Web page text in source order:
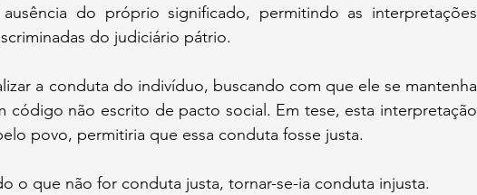
do próprio significado, permitindo as interpretações
do judiciário pátrio.
a conduta do indivíduo, buscando com que ele se mantenha
código não escrito de pacto social. Em tese, esta interpretação
povo, permitiria que essa conduta fosse justa.
o que não for conduta justa, tornar-se-ia conduta injusta.